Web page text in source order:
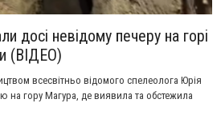
досі невідому печеру на горі
(ВІДЕО)
всесвітньо відомого спелеолога Юрія
на гору Магура, де виявила та обстежила